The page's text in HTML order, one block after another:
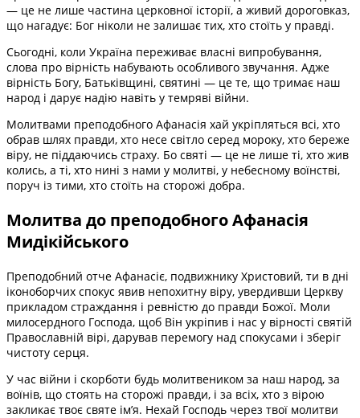
— це не лише частина церковної історії, а живий дороговказ,
що нагадує: Бог ніколи не залишає тих, хто стоїть у правді.
Сьогодні, коли Україна переживає власні випробування,
слова про вірність набувають особливого звучання. Адже
вірність Богу, Батьківщині, святині — це те, що тримає наш
народ і дарує надію навіть у темряві війни.
Молитвами преподобного Афанасія хай укріпляться всі, хто
обрав шлях правди, хто несе світло серед мороку, хто береже
віру, не піддаючись страху. Бо святі — це не лише ті, хто жив
колись, а ті, хто нині з нами у молитві, у небесному воїнстві,
поруч із тими, хто стоїть на сторожі добра.
Молитва до преподобного Афанасія
Мидікійського
Преподобний отче Афанасіє, подвижнику Христовий, ти в дні
іконоборчих спокус явив непохитну віру, увердивши Церкву
прикладом страждання і ревністю до правди Божої. Моли
милосердного Господа, щоб Він укріпив і нас у вірності святій
Православній вірі, дарував перемогу над спокусами і зберіг
чистоту серця.
У час війни і скорботи будь молитвеником за наш народ, за
воїнів, що стоять на сторожі правди, і за всіх, хто з вірою
закликає твоє святе ім’я. Нехай Господь через твої молитви